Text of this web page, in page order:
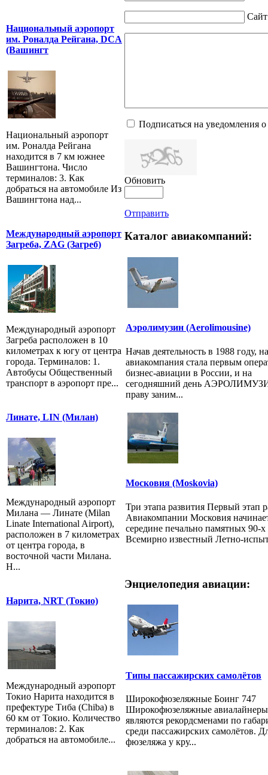
Национальный аэропорт
им. Роналда Рейгана, DCA
(Вашингт
Национальный аэропорт
им. Роналда Рейгана
находится в 7 км южнее
Вашингтона. Число
терминалов: 3. Как
добраться на автомобиле Из
Вашингтона над...
Международный аэропорт
Загреба, ZAG (Загреб)
Международный аэропорт
Загреба расположен в 10
километрах к югу от центра
города. Терминалов: 1.
Автобусы Общественный
транспорт в аэропорт пре...
Линате, LIN (Милан)
Международный аэропорт
Милана — Линате (Milan
Linate International Airport),
расположен в 7 километрах
от центра города, в
восточной части Милана.
Н...
Нарита, NRT (Токио)
Международный аэропорт
Токио Нарита находится в
префектуре Тиба (Chiba) в
60 км от Токио. Количество
терминалов: 2. Как
добраться на автомобиле...
Сайт
Подписаться на уведомления
Обновить
Отправить
Каталог авиакомпаний:
Аэролимузин (Aerolimousine)
Начав деятельность в 1988 году,
авиакомпания стала первым
бизнес-авиации в России, и на
сегодняшний день
праву заним...
Московия (Moskovia)
Три этапа развития Первый этап
Авиакомпании Московия
середине печально памятных 90-х
Всемирно известный Летно-
Энциелопедия авиации:
Типы пассажирских самолётов
Широкофюзеляжные Боинг 747
Широкофюзеляжные авиалайнеры
являются рекордсменами по
среди пассажирских самолётов.
фюзеляжа у кру...